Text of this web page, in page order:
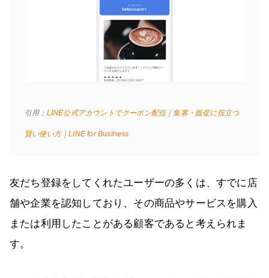
引用： LINE公式アカウントでクーポン配信｜集客・販促に役立つ
賢い使い方｜LINE for Business
友だち登録をしてくれたユーザーの多くは、すでに店
舗や企業を認知しており、その商品やサービスを購入
または利用したことがある顧客であると考えられま
す。